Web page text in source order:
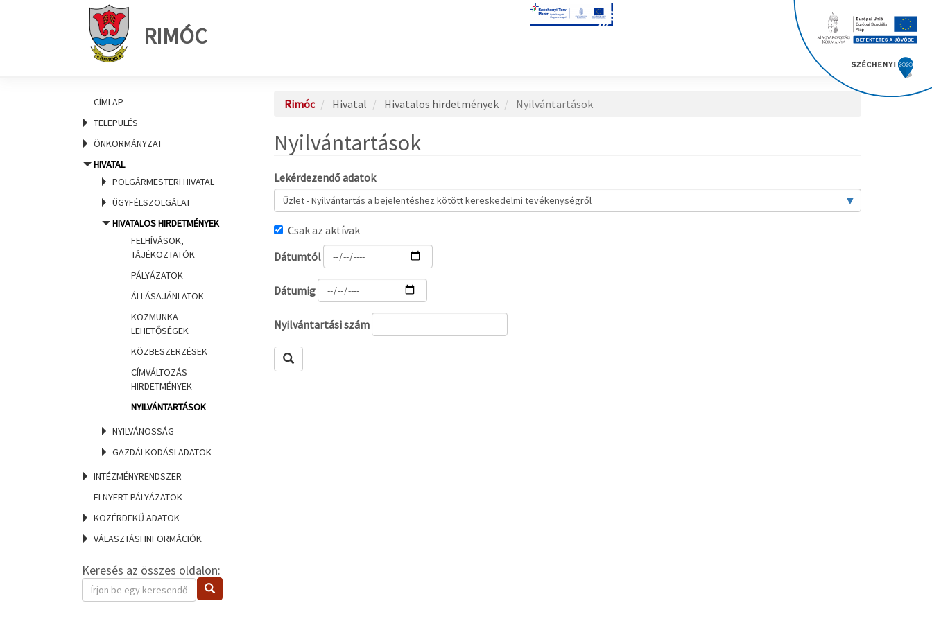
RIMÓC
CÍMLAP
TELEPÜLÉS
ÖNKORMÁNYZAT
HIVATAL
POLGÁRMESTERI HIVATAL
ÜGYFÉLSZOLGÁLAT
HIVATALOS HIRDETMÉNYEK
FELHÍVÁSOK,
TÁJÉKOZTATÓK
PÁLYÁZATOK
ÁLLÁSAJÁNLATOK
KÖZMUNKA
LEHETŐSÉGEK
KÖZBESZERZÉSEK
CÍMVÁLTOZÁS
HIRDETMÉNYEK
NYILVÁNTARTÁSOK
NYILVÁNOSSÁG
GAZDÁLKODÁSI ADATOK
INTÉZMÉNYRENDSZER
ELNYERT PÁLYÁZATOK
KÖZÉRDEKŰ ADATOK
VÁLASZTÁSI INFORMÁCIÓK
Keresés az összes oldalon:
Keresendő
kifejezés
Keresés
Rimóc Hivatal Hivatalos hirdetmények Nyilvántartások
Nyilvántartások
Lekérdezendő adatok
Csak az aktívak
Dátumtól
Dátumig
Nyilvántartási szám
Lekérdezés